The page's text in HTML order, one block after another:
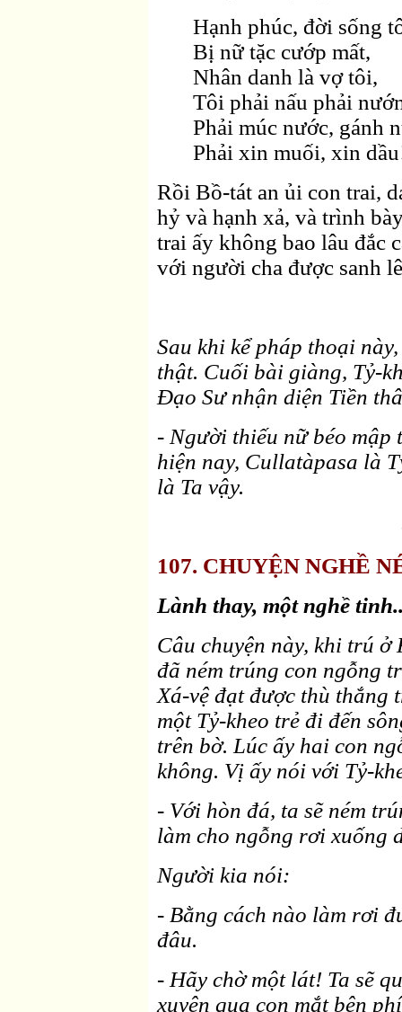
Hạnh phúc, đời sống
Bị nữ tặc cướp mất,
Nhân danh là vợ tôi,
Tôi phải nấu phải
Phải múc nước, gánh
Phải xin muối, xin
Rồi Bồ-tát an ủi con trai,
hỷ và hạnh xả, và trình
trai ấy không bao lâu đắc
với người cha được sanh
Sau khi kể pháp thoại
thật. Cuối bài giàng, Tỷ-
Ðạo Sư nhận diện Tiền
- Người thiếu nữ béo
hiện nay, Cullatàpasa là
là Ta vậy.
107. CHUYỆN NGHỀ
Lành thay, một nghề
Câu chuyện này, khi trú ở
đã ném trúng con ngỗng
Xá-vệ đạt được thù thắng
một Tỷ-kheo trẻ đi đến
trên bờ. Lúc ấy hai con
không. Vị ấy nói với Tỷ-
- Với hòn đá, ta sẽ ném
làm cho ngỗng rơi xuống
Người kia nói:
- Bằng cách nào làm rơi
đâu.
- Hãy chờ một lát! Ta sẽ
xuyên qua con mắt bên